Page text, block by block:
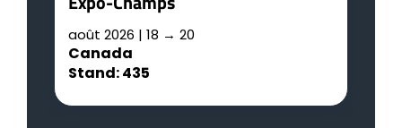
août 2026 | 18 → 20
Canada
Stand: 435